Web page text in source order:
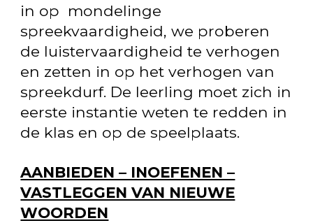
in op mondelinge
spreekvaardigheid, we proberen
de luistervaardigheid te verhogen
en zetten in op het verhogen van
spreekdurf. De leerling moet zich in
eerste instantie weten te redden in
de klas en op de speelplaats.
AANBIEDEN – INOEFENEN –
VASTLEGGEN VAN NIEUWE
WOORDEN